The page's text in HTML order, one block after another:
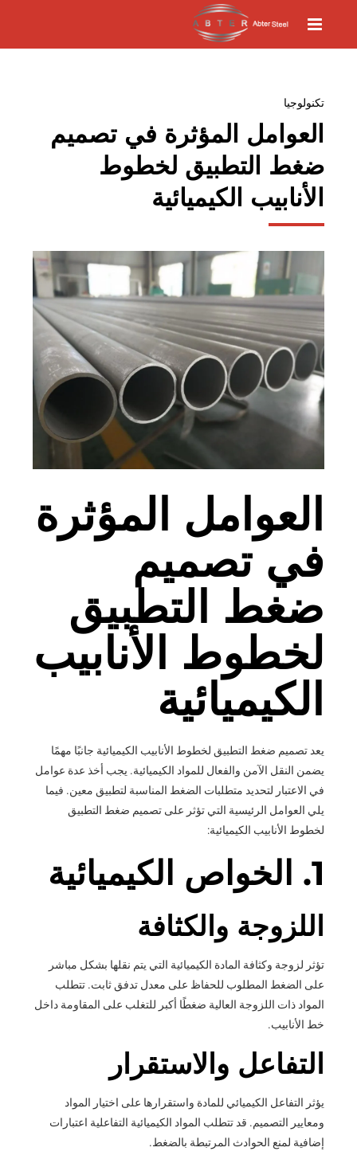
تكنولوجيا
العوامل المؤثرة في تصميم
ضغط التطبيق لخطوط
الأنابيب الكيميائية
العوامل المؤثرة
في تصميم
ضغط التطبيق
لخطوط الأنابيب
الكيميائية
يعد تصميم ضغط التطبيق لخطوط الأنابيب الكيميائية جانبًا مهمًا
يضمن النقل الآمن والفعال للمواد الكيميائية. يجب أخذ عدة عوامل
في الاعتبار لتحديد متطلبات الضغط المناسبة لتطبيق معين. فيما
يلي العوامل الرئيسية التي تؤثر على تصميم ضغط التطبيق
لخطوط الأنابيب الكيميائية:
1. الخواص الكيميائية
اللزوجة والكثافة
تؤثر لزوجة وكثافة المادة الكيميائية التي يتم نقلها بشكل مباشر
على الضغط المطلوب للحفاظ على معدل تدفق ثابت. تتطلب
المواد ذات اللزوجة العالية ضغطًا أكبر للتغلب على المقاومة داخل
خط الأنابيب.
التفاعل والاستقرار
يؤثر التفاعل الكيميائي للمادة واستقرارها على اختيار المواد
ومعايير التصميم. قد تتطلب المواد الكيميائية التفاعلية اعتبارات
إضافية لمنع الحوادث المرتبطة بالضغط.